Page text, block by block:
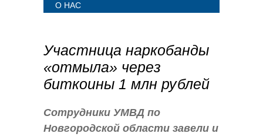
О НАС
Участница наркобанды
«отмыла» через
биткоины 1 млн рублей
Сотрудники УМВД по
Новгородской области завели и